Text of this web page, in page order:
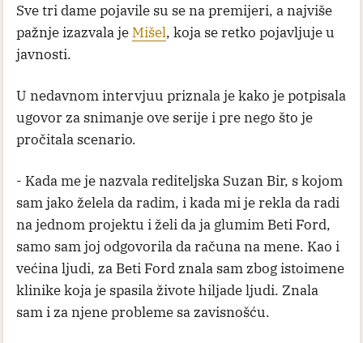
Sve tri dame pojavile su se na premijeri, a najviše
pažnje izazvala je Mišel, koja se retko pojavljuje u
javnosti.
U nedavnom intervjuu priznala je kako je potpisala
ugovor za snimanje ove serije i pre nego što je
pročitala scenario.
- Kada me je nazvala rediteljska Suzan Bir, s kojom
sam jako želela da radim, i kada mi je rekla da radi
na jednom projektu i želi da ja glumim Beti Ford,
samo sam joj odgovorila da računa na mene. Kao i
većina ljudi, za Beti Ford znala sam zbog istoimene
klinike koja je spasila živote hiljade ljudi. Znala
sam i za njene probleme sa zavisnošću.